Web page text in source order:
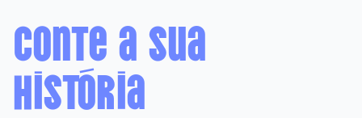
Conte a sua
história